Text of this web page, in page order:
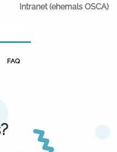
Intranet (ehemals OSCA)
FAQ